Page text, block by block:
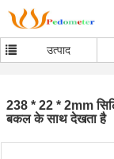
उत्पाद
238 * 22 * ​​2mm
बकल के साथ देखता है